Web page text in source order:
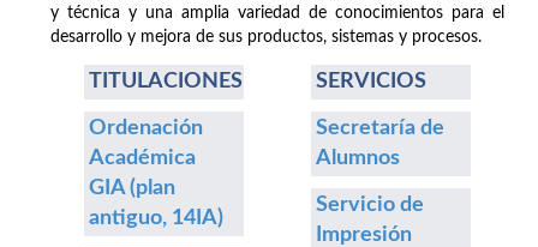
y técnica y una amplia variedad de conocimientos para el
desarrollo y mejora de sus productos, sistemas y procesos.
TITULACIONES
Ordenación
Académica
GIA (plan
antiguo, 14IA)
SERVICIOS
Secretaría de
Alumnos
Servicio de
Impresión